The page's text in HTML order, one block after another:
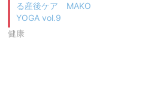
る産後ケア MAKO
YOGA vol.9
健康